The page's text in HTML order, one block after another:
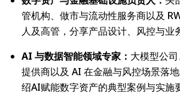
管机构、做市与流动性服务商以及
人及高管，分享产品设计、风控与业
AI 与数据智能领域专家： 大模型公
提供商以及 AI 在金融与风控场景落
绍AI赋能数字资产的典型案例与实施